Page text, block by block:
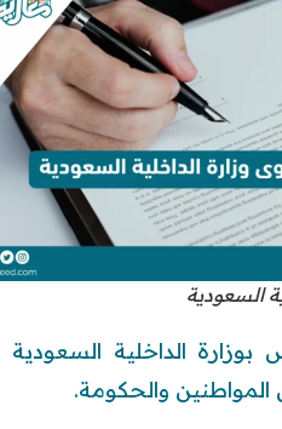
السعودية
الداخلية السعودية
المواطنين والحكومة.